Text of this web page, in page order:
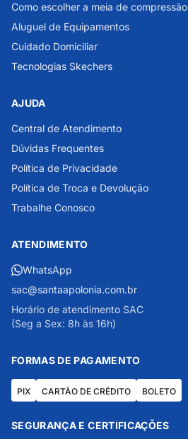
Como escolher a meia de compressão
Aluguel de Equipamentos
Cuidado Domiciliar
Tecnologias Skechers
AJUDA
Central de Atendimento
Dúvidas Frequentes
Política de Privacidade
Política de Troca e Devolução
Trabalhe Conosco
ATENDIMENTO
WhatsApp
sac@santaapolonia.com.br
Horário de atendimento SAC
(Seg a Sex: 8h às 16h)
FORMAS DE PAGAMENTO
PIX CARTÃO DE CRÉDITO BOLETO
SEGURANÇA E CERTIFICAÇÕES